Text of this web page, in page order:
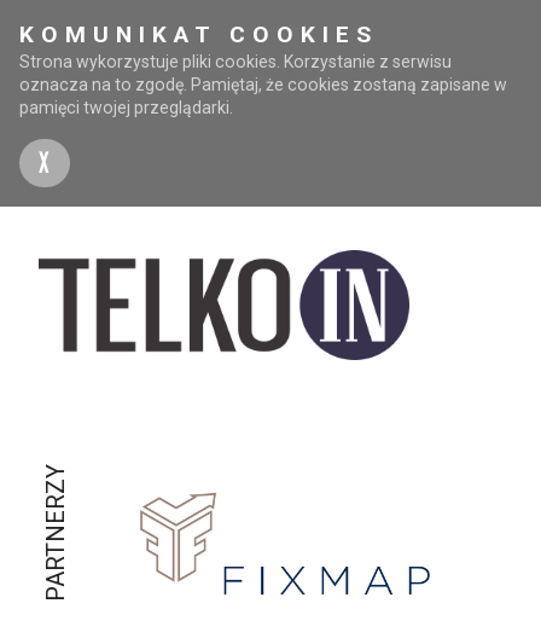
KOMUNIKAT COOKIES
Strona wykorzystuje pliki cookies. Korzystanie z serwisu
oznacza na to zgodę. Pamiętaj, że cookies zostaną zapisane w
pamięci twojej przeglądarki.
X
PARTNERZY